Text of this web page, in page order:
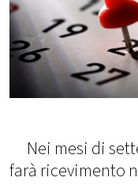
Nei mesi di
farà ricevimento